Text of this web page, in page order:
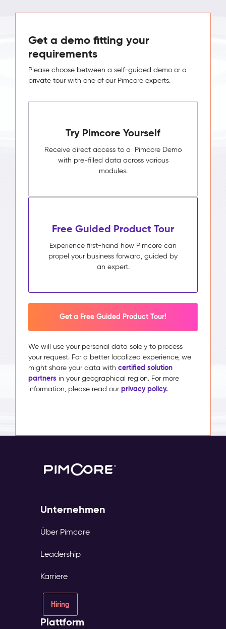
Get a demo fitting your
requirements
Please choose between a self-guided demo or a
private tour with one of our Pimcore experts.
Try Pimcore Yourself
Receive direct access to a Pimcore Demo
with pre-filled data across various
modules.
Free Guided Product Tour
Experience first-hand how Pimcore can
propel your business forward, guided by
an expert.
Get a Free Guided Product Tour!
We will use your personal data solely to process
your request. For a better localized experience, we
might share your data with certified solution
partners in your geographical region. For more
information, please read our privacy policy.
Unternehmen
Über Pimcore
Leadership
Karriere
Hiring
Plattform